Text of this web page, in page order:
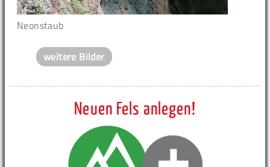
Neonstaub
weitere Bilder
Neuen Fels anlegen!